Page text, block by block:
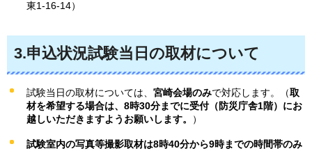
東1-16-14）
3.申込状況試験当日の取材について
試験当日の取材については、 宮崎会場のみで対応します。（取
材を希望する場合は、8時30分までに受付（防災庁舎1階）にお
越しいただきますようお願いします。
）
試験室内の写真等撮影取材は8時40分から9時までの時間帯のみ